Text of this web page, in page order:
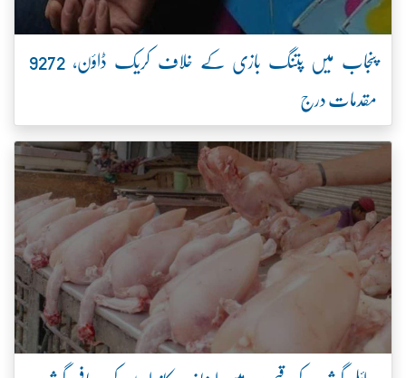
پنجاب میں پتنگ بازی کے خلاف کریک ڈاؤن، 9272
مقدمات درج